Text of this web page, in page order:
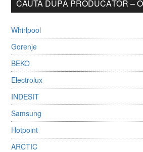
CAUTĂ DUPĂ PRODUCĂTOR –
Whirlpool
Gorenje
BEKO
Electrolux
INDESIT
Samsung
Hotpoint
ARCTIC